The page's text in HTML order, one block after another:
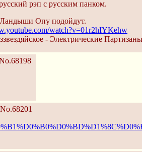
рэп с русским панком.
Опу подойдут.
watch?v=01r2hIYKehw
- Электрические
No.68201